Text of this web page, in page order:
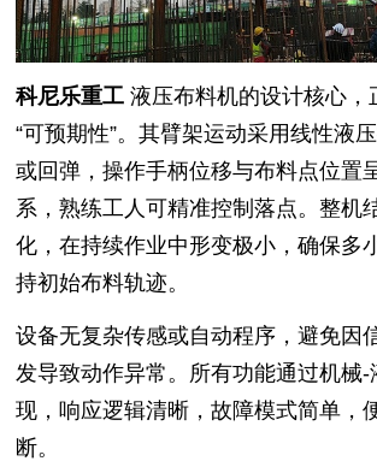
科尼乐重工 液压布料机的设计核心，
“可预期性”。其臂架运动采用线性液
或回弹，操作手柄位移与布料点位置
系，熟练工人可精准控制落点。整机
化，在持续作业中形变极小，确保多
持初始布料轨迹。
设备无复杂传感或自动程序，避免因
发导致动作异常。所有功能通过机械-
现，响应逻辑清晰，故障模式简单，
断。